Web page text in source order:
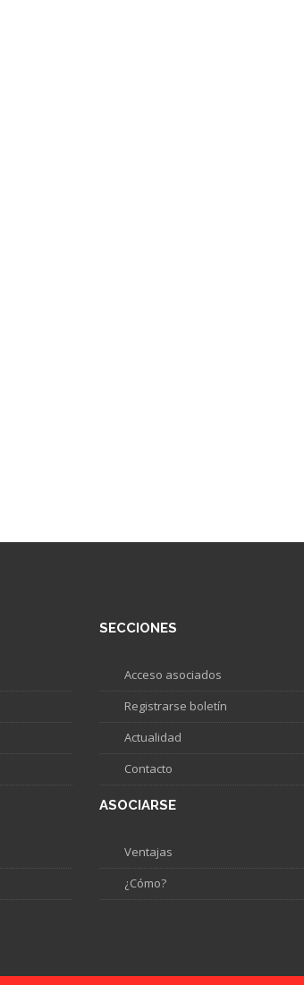
SECCIONES
Acceso asociados
Registrarse boletín
Actualidad
Contacto
ASOCIARSE
Ventajas
¿Cómo?